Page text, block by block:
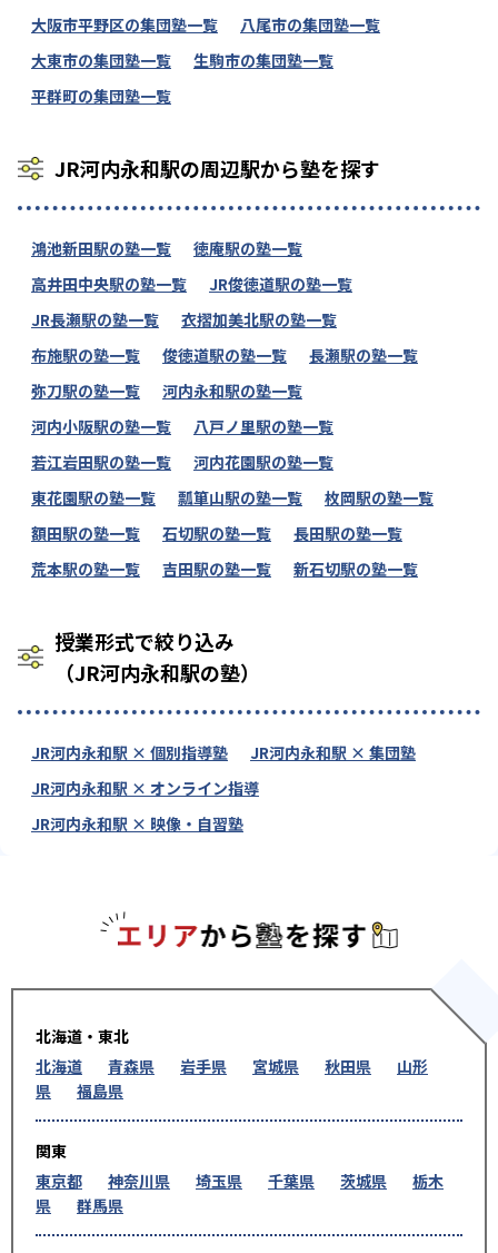
大阪市平野区の集団塾一覧
八尾市の集団塾一覧
大東市の集団塾一覧
生駒市の集団塾一覧
平群町の集団塾一覧
JR河内永和駅の周辺駅から塾を探す
鴻池新田駅の塾一覧
徳庵駅の塾一覧
高井田中央駅の塾一覧
JR俊徳道駅の塾一覧
JR長瀬駅の塾一覧
衣摺加美北駅の塾一覧
布施駅の塾一覧
俊徳道駅の塾一覧
長瀬駅の塾一覧
弥刀駅の塾一覧
河内永和駅の塾一覧
河内小阪駅の塾一覧
八戸ノ里駅の塾一覧
若江岩田駅の塾一覧
河内花園駅の塾一覧
東花園駅の塾一覧
瓢箪山駅の塾一覧
枚岡駅の塾一覧
額田駅の塾一覧
石切駅の塾一覧
長田駅の塾一覧
荒本駅の塾一覧
吉田駅の塾一覧 新石切駅の塾一覧
授業形式で絞り込み
（JR河内永和駅の塾）
JR河内永和駅 × 個別指導塾
JR河内永和駅 × 集団塾
JR河内永和駅 × オンライン指導
JR河内永和駅 × 映像・自習塾
北海道・東北
北海道
青森県 岩手県 宮城県 秋田県
山形
県
福島県
関東
東京都
神奈川県 埼玉県 千葉県 茨城県
栃木
県
群馬県